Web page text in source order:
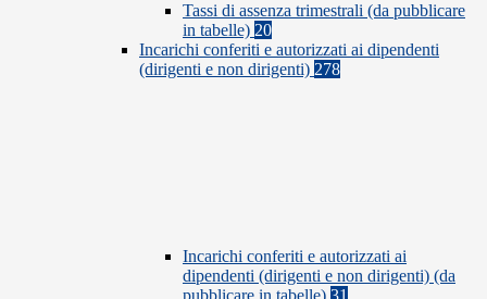
Tassi di assenza trimestrali (da pubblicare
in tabelle) 20
Incarichi conferiti e autorizzati ai dipendenti
(dirigenti e non dirigenti) 278
Incarichi conferiti e autorizzati ai
dipendenti (dirigenti e non dirigenti) (da